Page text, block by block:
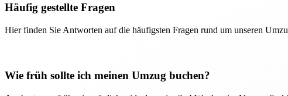
Häufig gestellte Fragen
Hier finden Sie Antworten auf die häufigsten Fragen rund um unseren
Wie früh sollte ich meinen Umzug buchen?